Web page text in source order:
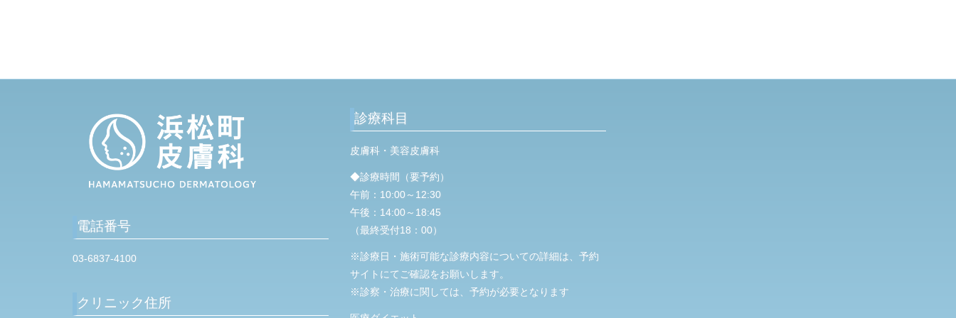
電話番号
03-6837-4100
クリニック住所
診療科目
皮膚科・美容皮膚科
◆診療時間（要予約）
午前：10:00～12:30
午後：14:00～18:45
（最終受付18：00）
※診療日・施術可能な診療内容についての詳細は、予約
サイトにてご確認をお願いします。
※診察・治療に関しては、予約が必要となります